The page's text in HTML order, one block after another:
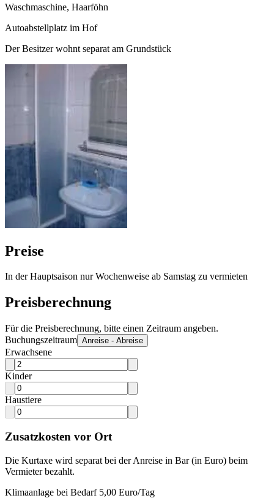
Waschmaschine, Haarföhn
Autoabstellplatz im Hof
Der Besitzer wohnt separat am Grundstück
Preise
In der Hauptsaison nur Wochenweise ab Samstag zu vermieten
Preisberechnung
Für die Preisberechnung, bitte einen Zeitraum angeben.
Buchungszeitraum Anreise - Abreise
Erwachsene
Kinder
Haustiere
Zusatzkosten vor Ort
Die Kurtaxe wird separat bei der Anreise in Bar (in Euro) beim
Vermieter bezahlt.
Klimaanlage bei Bedarf 5,00 Euro/Tag